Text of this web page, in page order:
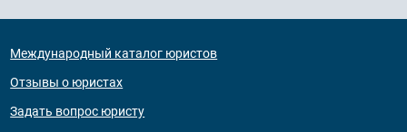
Международный каталог юристов
Отзывы о юристах
Задать вопрос юристу